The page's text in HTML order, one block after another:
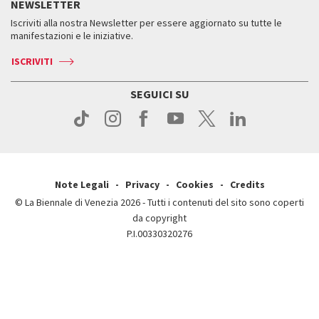
Come raggiungerci
Come raggiungerci
Contatti
Press
Orari e sedi
Biglietti
Servizi al pubblico
Come raggiungerci
Contatti
Orari e sedi
NEWSLETTER
Iscriviti alla nostra Newsletter per essere aggiornato su tutte le
manifestazioni e le iniziative.
ISCRIVITI
SEGUICI SU
Note Legali Privacy Cookies
Credits
© La Biennale di Venezia 2026 - Tutti i contenuti del sito sono coperti
da copyright
P.I.00330320276